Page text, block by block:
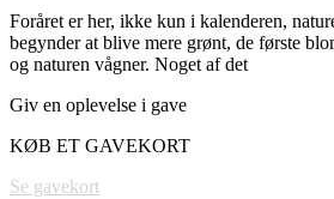
Foråret er her, ikke kun i kalenderen,
begynder at blive mere grønt, de første
og naturen vågner. Noget af det
Giv en oplevelse i gave
KØB ET GAVEKORT
Se gavekort